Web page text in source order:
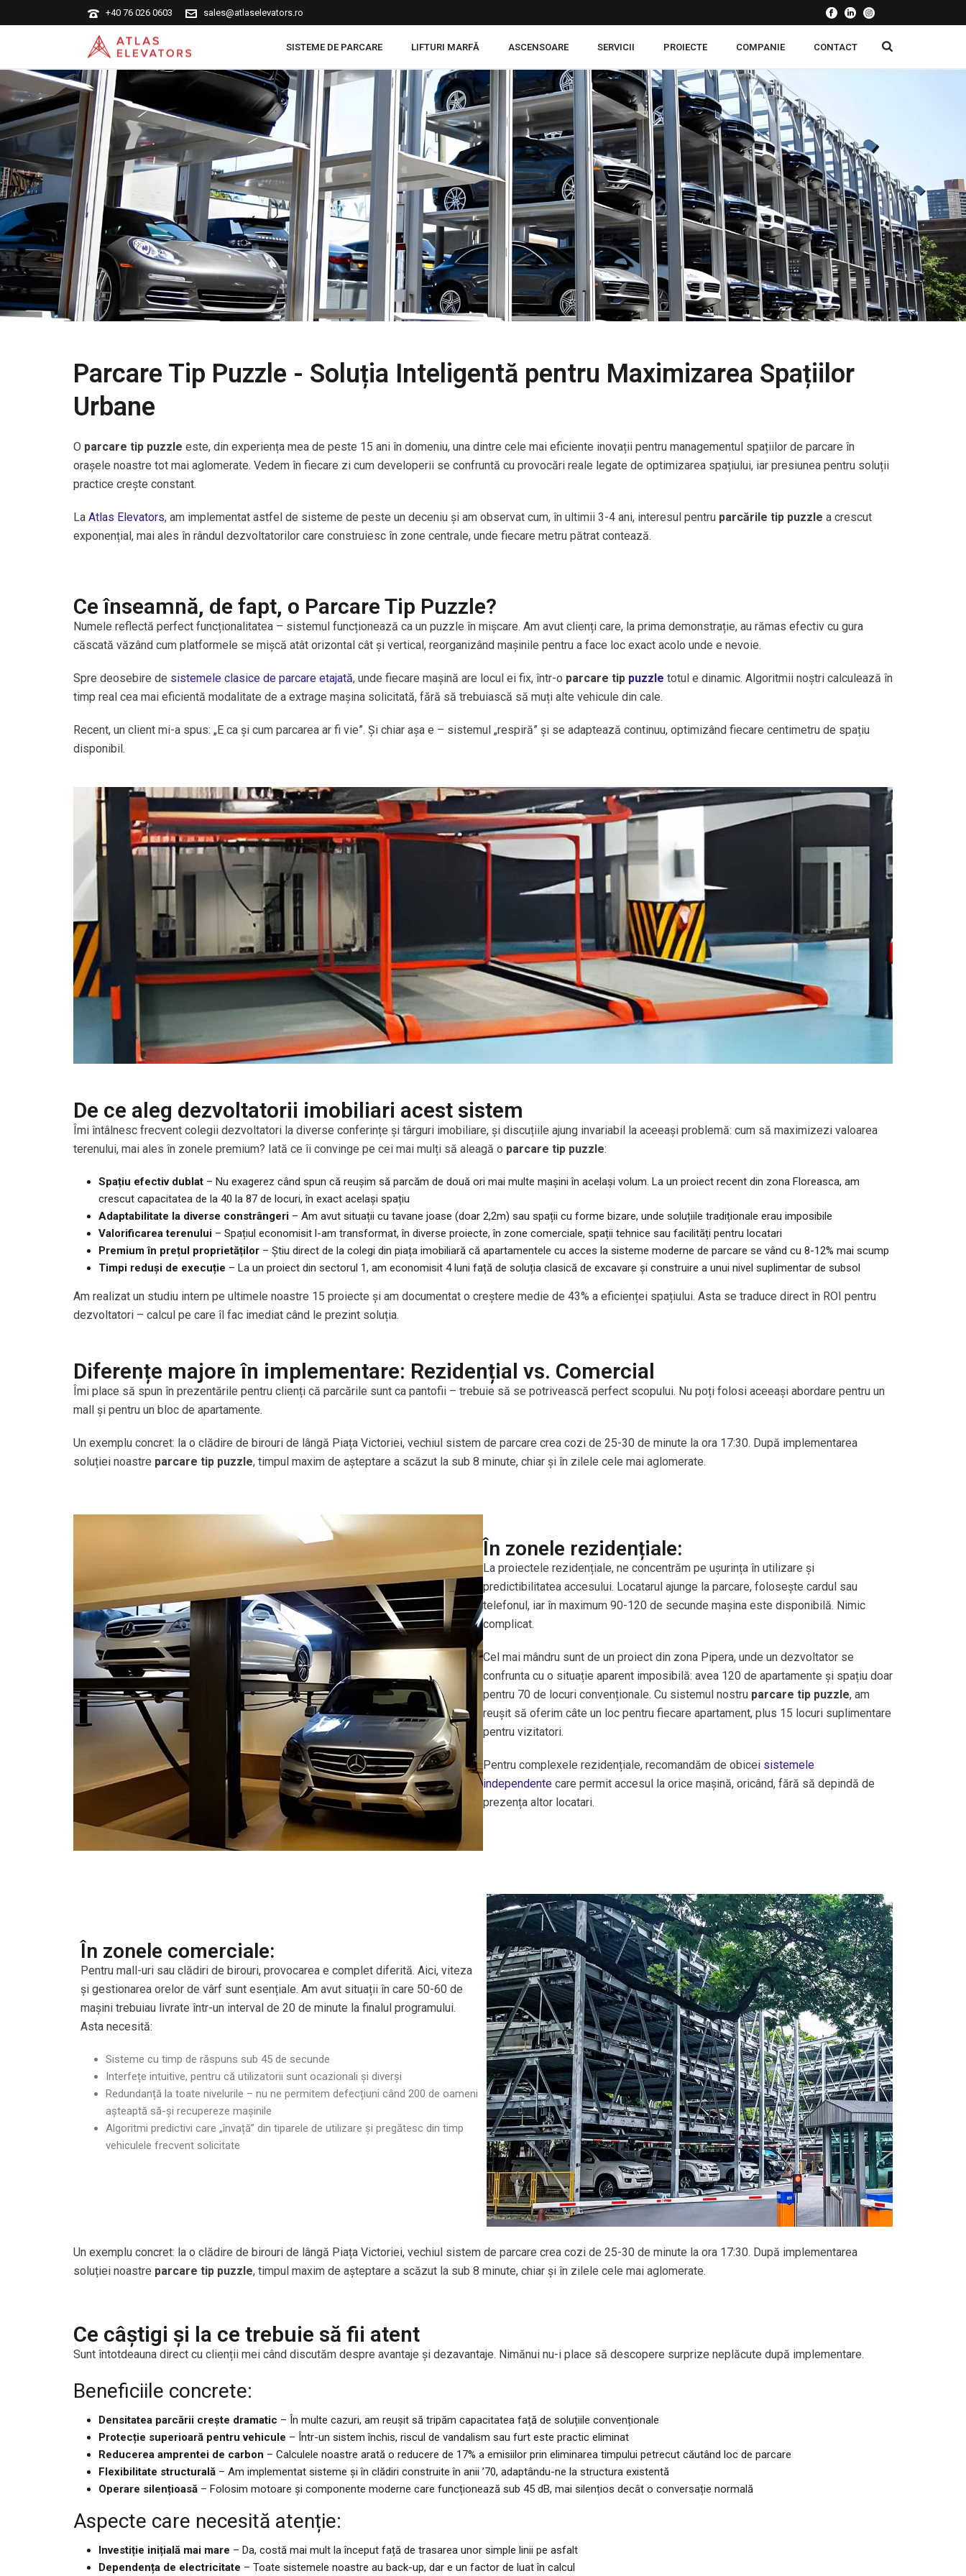
+40 76 026 0603 sales@atlaselevators.ro
SISTEME DE PARCARE LIFTURI MARFĂ ASCENSOARE SERVICII PROIECTE COMPANIE CONTACT
Parcare Tip Puzzle - Soluția Inteligentă pentru Maximizarea Spațiilor
Urbane
O parcare tip puzzle este, din experiența mea de peste 15 ani în domeniu, una dintre cele mai eficiente inovații pentru managementul spațiilor de parcare în
orașele noastre tot mai aglomerate. Vedem în fiecare zi cum developerii se confruntă cu provocări reale legate de optimizarea spațiului, iar presiunea pentru soluții
practice crește constant.
La Atlas Elevators, am implementat astfel de sisteme de peste un deceniu și am observat cum, în ultimii 3-4 ani, interesul pentru parcările tip puzzle a crescut
exponențial, mai ales în rândul dezvoltatorilor care construiesc în zone centrale, unde fiecare metru pătrat contează.
Ce înseamnă, de fapt, o Parcare Tip Puzzle?
Numele reflectă perfect funcționalitatea – sistemul funcționează ca un puzzle în mișcare. Am avut clienți care, la prima demonstrație, au rămas efectiv cu gura
căscată văzând cum platformele se mișcă atât orizontal cât și vertical, reorganizând mașinile pentru a face loc exact acolo unde e nevoie.
Spre deosebire de sistemele clasice de parcare etajată, unde fiecare mașină are locul ei fix, într-o parcare tip puzzle totul e dinamic. Algoritmii noștri calculează în
timp real cea mai eficientă modalitate de a extrage mașina solicitată, fără să trebuiască să muți alte vehicule din cale.
Recent, un client mi-a spus: „E ca și cum parcarea ar fi vie”. Și chiar așa e – sistemul „respiră” și se adaptează continuu, optimizând fiecare centimetru de spațiu
disponibil.
De ce aleg dezvoltatorii imobiliari acest sistem
Îmi întâlnesc frecvent colegii dezvoltatori la diverse conferințe și târguri imobiliare, și discuțiile ajung invariabil la aceeași problemă: cum să maximizezi valoarea
terenului, mai ales în zonele premium? Iată ce îi convinge pe cei mai mulți să aleagă o parcare tip puzzle:
Spațiu efectiv dublat – Nu exagerez când spun că reușim să parcăm de două ori mai multe mașini în același volum. La un proiect recent din zona Floreasca, am
crescut capacitatea de la 40 la 87 de locuri, în exact același spațiu
Adaptabilitate la diverse constrângeri – Am avut situații cu tavane joase (doar 2,2m) sau spații cu forme bizare, unde soluțiile tradiționale erau imposibile
Valorificarea terenului – Spațiul economisit l-am transformat, în diverse proiecte, în zone comerciale, spații tehnice sau facilități pentru locatari
Premium în prețul proprietăților – Știu direct de la colegi din piața imobiliară că apartamentele cu acces la sisteme moderne de parcare se vând cu 8-12% mai scump
Timpi reduși de execuție – La un proiect din sectorul 1, am economisit 4 luni față de soluția clasică de excavare și construire a unui nivel suplimentar de subsol
Am realizat un studiu intern pe ultimele noastre 15 proiecte și am documentat o creștere medie de 43% a eficienței spațiului. Asta se traduce direct în ROI pentru
dezvoltatori – calcul pe care îl fac imediat când le prezint soluția.
Diferențe majore în implementare: Rezidențial vs. Comercial
Îmi place să spun în prezentările pentru clienți că parcările sunt ca pantofii – trebuie să se potrivească perfect scopului. Nu poți folosi aceeași abordare pentru un
mall și pentru un bloc de apartamente.
Un exemplu concret: la o clădire de birouri de lângă Piața Victoriei, vechiul sistem de parcare crea cozi de 25-30 de minute la ora 17:30. După implementarea
soluției noastre parcare tip puzzle, timpul maxim de așteptare a scăzut la sub 8 minute, chiar și în zilele cele mai aglomerate.
În zonele rezidențiale:
La proiectele rezidențiale, ne concentrăm pe ușurința în utilizare și
predictibilitatea accesului. Locatarul ajunge la parcare, folosește cardul sau
telefonul, iar în maximum 90-120 de secunde mașina este disponibilă. Nimic
complicat.
Cel mai mândru sunt de un proiect din zona Pipera, unde un dezvoltator se
confrunta cu o situație aparent imposibilă: avea 120 de apartamente și spațiu doar
pentru 70 de locuri convenționale. Cu sistemul nostru parcare tip puzzle, am
reușit să oferim câte un loc pentru fiecare apartament, plus 15 locuri suplimentare
pentru vizitatori.
Pentru complexele rezidențiale, recomandăm de obicei sistemele
independente care permit accesul la orice mașină, oricând, fără să depindă de
prezența altor locatari.
În zonele comerciale:
Pentru mall-uri sau clădiri de birouri, provocarea e complet diferită. Aici, viteza
și gestionarea orelor de vârf sunt esențiale. Am avut situații în care 50-60 de
mașini trebuiau livrate într-un interval de 20 de minute la finalul programului.
Asta necesită:
Sisteme cu timp de răspuns sub 45 de secunde
Interfețe intuitive, pentru că utilizatorii sunt ocazionali și diverși
Redundanță la toate nivelurile – nu ne permitem defecțiuni când 200 de oameni
așteaptă să-și recupereze mașinile
Algoritmi predictivi care „învață” din tiparele de utilizare și pregătesc din timp
vehiculele frecvent solicitate
Un exemplu concret: la o clădire de birouri de lângă Piața Victoriei, vechiul sistem de parcare crea cozi de 25-30 de minute la ora 17:30. După implementarea
soluției noastre parcare tip puzzle, timpul maxim de așteptare a scăzut la sub 8 minute, chiar și în zilele cele mai aglomerate.
Ce câștigi și la ce trebuie să fii atent
Sunt întotdeauna direct cu clienții mei când discutăm despre avantaje și dezavantaje. Nimănui nu-i place să descopere surprize neplăcute după implementare.
Beneficiile concrete:
Densitatea parcării crește dramatic – În multe cazuri, am reușit să tripăm capacitatea față de soluțiile convenționale
Protecție superioară pentru vehicule – Într-un sistem închis, riscul de vandalism sau furt este practic eliminat
Reducerea amprentei de carbon – Calculele noastre arată o reducere de 17% a emisiilor prin eliminarea timpului petrecut căutând loc de parcare
Flexibilitate structurală – Am implementat sisteme și în clădiri construite în anii ’70, adaptându-ne la structura existentă
Operare silențioasă – Folosim motoare și componente moderne care funcționează sub 45 dB, mai silențios decât o conversație normală
Aspecte care necesită atenție:
Investiție inițială mai mare – Da, costă mai mult la început față de trasarea unor simple linii pe asfalt
Dependența de electricitate – Toate sistemele noastre au back-up, dar e un factor de luat în calcul